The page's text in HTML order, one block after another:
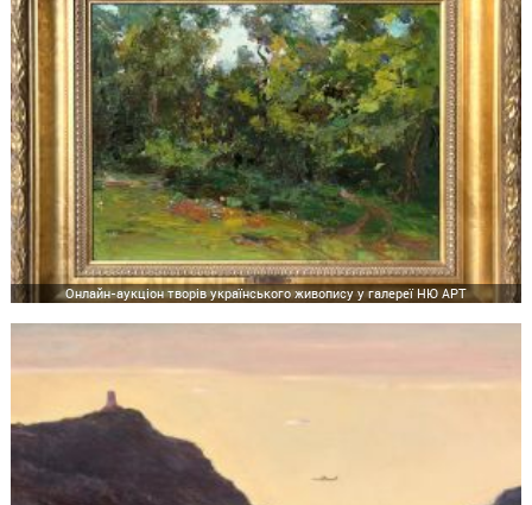
Онлайн-аукціон творів українського живопису у галереї НЮ АРТ